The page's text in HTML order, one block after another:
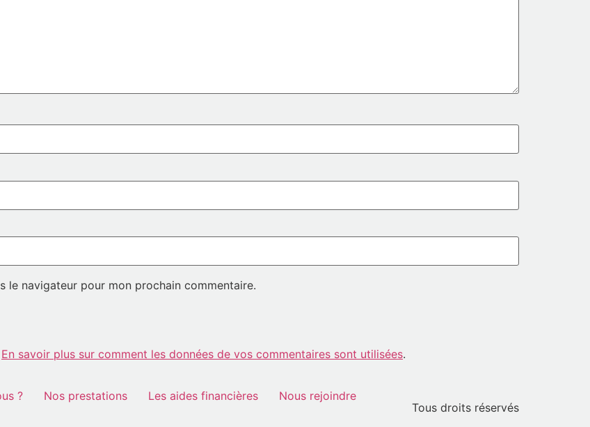
le navigateur pour mon prochain commentaire.
En savoir plus sur comment les données de vos commentaires sont utilisées.
? Nos prestations Les aides financières
Nous rejoindre
Tous droits réservés